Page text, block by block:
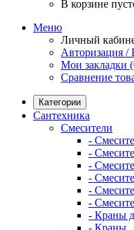
В корзине
Меню
Личный
Авторизация /
Мои закладки
Сравнение
Категории
Сантехника
Смесители
-
-
-
-
-
-
- Краны
- Краны